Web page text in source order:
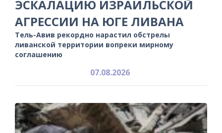
ЭСКАЛАЦИЮ ИЗРАИЛЬСКОЙ
АГРЕССИИ НА ЮГЕ ЛИВАНА
Тель-Авив рекордно нарастил обстрелы
ливанской территории вопреки мирному
соглашению
07.08.2026